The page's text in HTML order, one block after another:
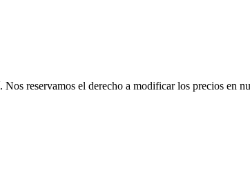
reservamos el derecho a modificar los precios en